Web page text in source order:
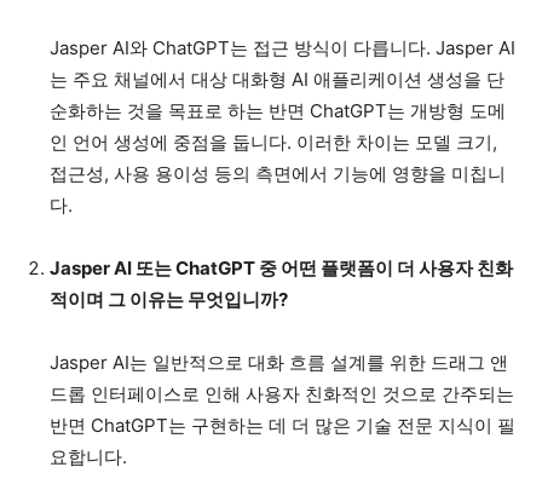
Jasper AI와 ChatGPT는 접근 방식이 다릅니다. Jasper AI
는 주요 채널에서 대상 대화형 AI 애플리케이션 생성을 단
순화하는 것을 목표로 하는 반면 ChatGPT는 개방형 도메
인 언어 생성에 중점을 둡니다. 이러한 차이는 모델 크기,
접근성, 사용 용이성 등의 측면에서 기능에 영향을 미칩니
다.
Jasper AI 또는 ChatGPT 중 어떤 플랫폼이 더 사용자 친화
적이며 그 이유는 무엇입니까?
Jasper AI는 일반적으로 대화 흐름 설계를 위한 드래그 앤
드롭 인터페이스로 인해 사용자 친화적인 것으로 간주되는
반면 ChatGPT는 구현하는 데 더 많은 기술 전문 지식이 필
요합니다.